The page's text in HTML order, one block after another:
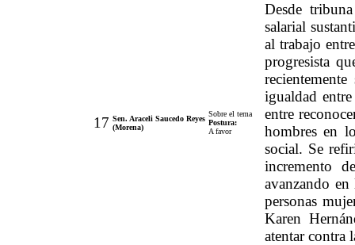
17 Sen. Araceli Saucedo Reyes
(Morena)
Sobre el tema
Postura:
A favor
Desde
salarial
al trabajo
progresista
igualdad
entre
hombres en
social. Se
incremento
avanzando en
personas
Karen
atentar contra